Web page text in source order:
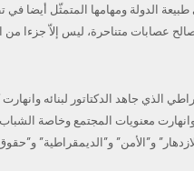
طبيعة الدولة ومهامها المتمثّل أيضا
عصابات متناحرة، ليس إلاّ جزءا من
الذي جاهد الدكتاتور لبنائه
معنويات المجتمع وخاصة
و”الأمن” و”الديمقراطية”